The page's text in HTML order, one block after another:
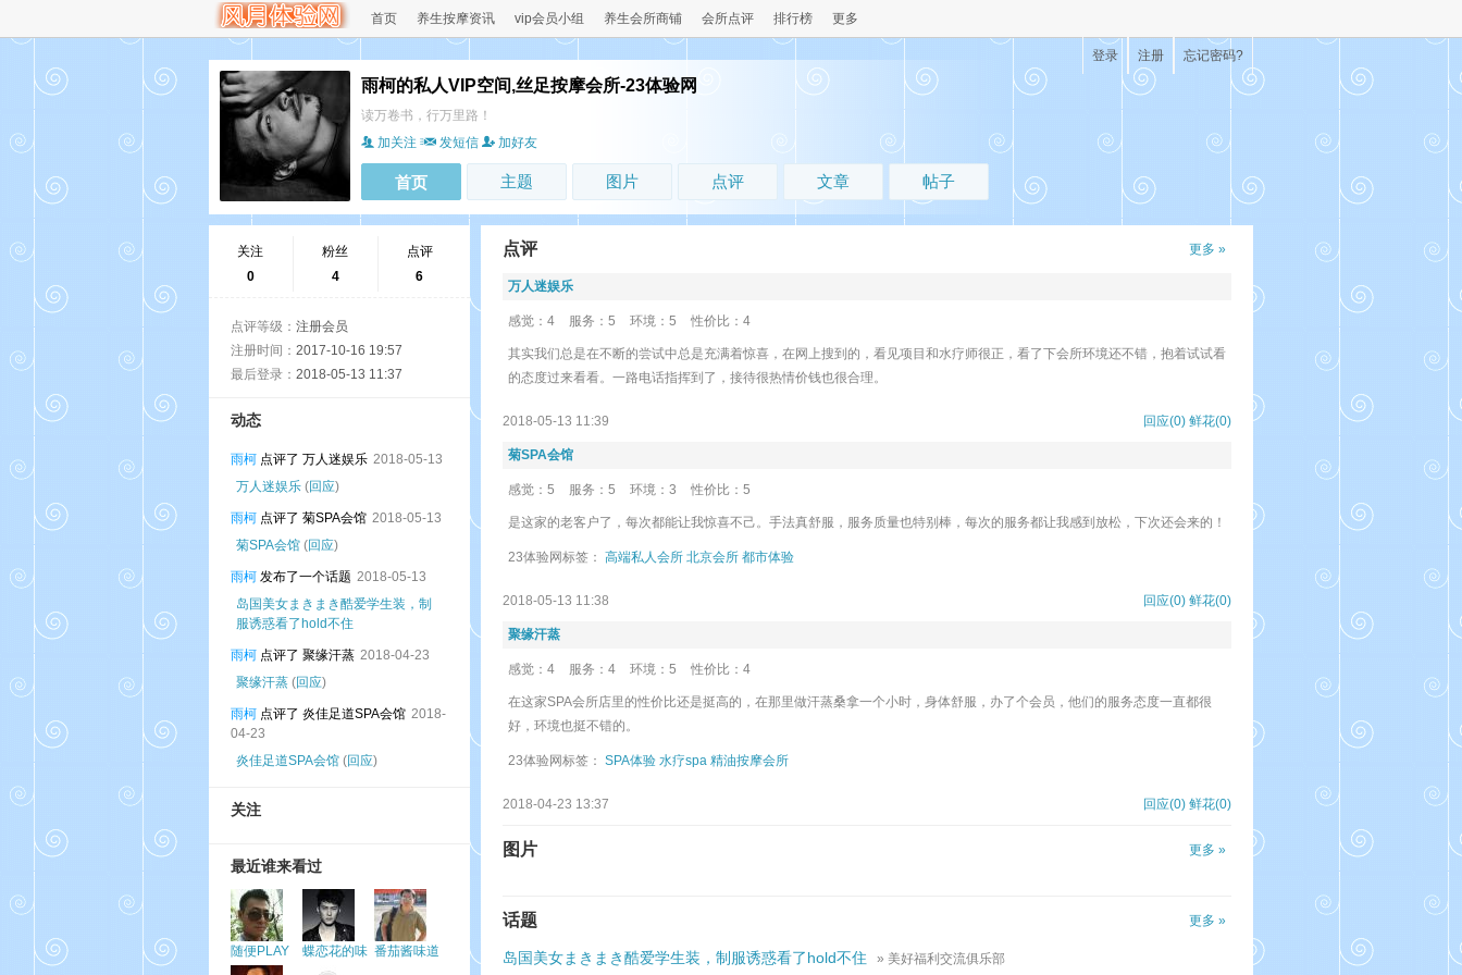
首页 养生按摩资讯 vip会员小组 养生会所商铺 会所点评 排行榜 更多
忘记密码?
注册
登录
雨柯的私人VIP空间,丝足按摩会所-23体验网
读万卷书，行万里路！
加关注
发短信 加好友
首页 主题 图片 点评 文章 帖子
关注
0
粉丝
4
点评
6
点评等级： 注册会员
注册时间： 2017-10-16 19:57
最后登录： 2018-05-13 11:37
动态
雨柯 点评了 万人迷娱乐 2018-05-13
万人迷娱乐 (回应)
雨柯 点评了 菊SPA会馆 2018-05-13
菊SPA会馆 (回应)
雨柯 发布了一个话题 2018-05-13
岛国美女まきまき酷爱学生装，制
服诱惑看了hold不住
雨柯 点评了 聚缘汗蒸 2018-04-23
聚缘汗蒸 (回应)
雨柯 点评了 炎佳足道SPA会馆 2018-
04-23
炎佳足道SPA会馆 (回应)
关注
最近谁来看过
随便PLAY 蝶恋花的味 番茄酱味道
点评 更多 »
万人迷娱乐
感觉：4 服务：5 环境：5 性价比：4
其实我们总是在不断的尝试中总是充满着惊喜，在网上搜到的，看见项目和水疗师很正，看了下会所环境还不错，抱着试试看
的态度过来看看。一路电话指挥到了，接待很热情价钱也很合理。
回应(0) 鲜花(0)
2018-05-13 11:39
菊SPA会馆
感觉：5 服务：5 环境：3 性价比：5
是这家的老客户了，每次都能让我惊喜不己。手法真舒服，服务质量也特别棒，每次的服务都让我感到放松，下次还会来的！
23体验网标签： 高端私人会所 北京会所 都市体验
回应(0) 鲜花(0)
2018-05-13 11:38
聚缘汗蒸
感觉：4 服务：4 环境：5 性价比：4
在这家SPA会所店里的性价比还是挺高的，在那里做汗蒸桑拿一个小时，身体舒服，办了个会员，他们的服务态度一直都很
好，环境也挺不错的。
23体验网标签： SPA体验 水疗spa 精油按摩会所
回应(0) 鲜花(0)
2018-04-23 13:37
图片 更多 »
话题 更多 »
岛国美女まきまき酷爱学生装，制服诱惑看了hold不住 » 美好福利交流俱乐部